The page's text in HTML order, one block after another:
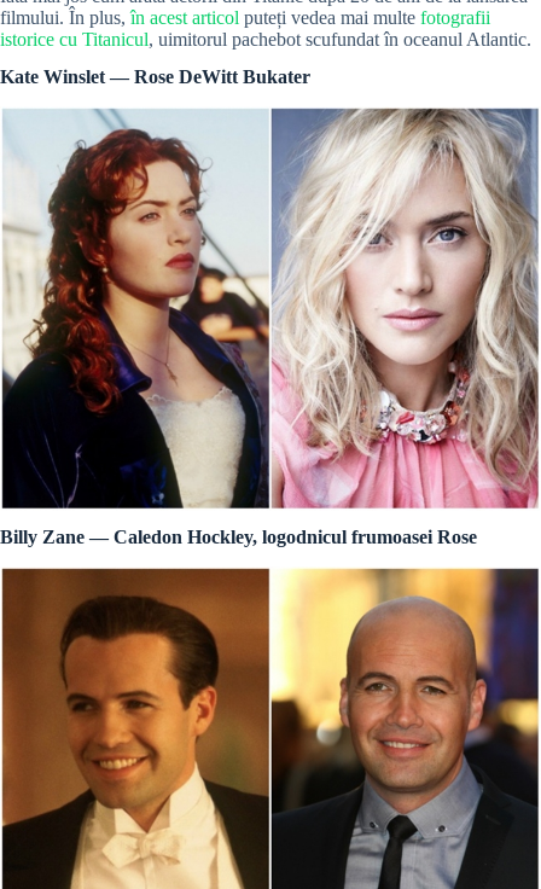
filmului. În plus,în acest articol puteți vedea mai multe fotografii
istorice cu Titanicul, uimitorul pachebot scufundat în oceanul Atlantic.
Kate Winslet — Rose DeWitt Bukater
Billy Zane — Caledon Hockley, logodnicul frumoasei Rose